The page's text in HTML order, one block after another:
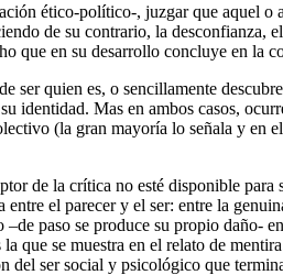
ético-político-, juzgar que aquel
de su contrario, la desconfianza,
que en su desarrollo concluye en la
ser quien es, o sencillamente
identidad. Mas en ambos casos,
(la gran mayoría lo señala y en
de la crítica no esté disponible
entre el parecer y el ser: entre la
paso se produce su propio daño-
que se muestra en el relato de
ser social y psicológico que